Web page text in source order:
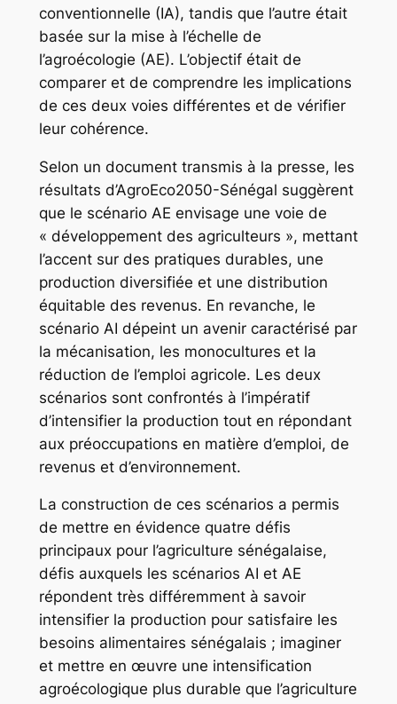
conventionnelle (IA), tandis que l’autre était
basée sur la mise à l’échelle de
l’agroécologie (AE). L’objectif était de
comparer et de comprendre les implications
de ces deux voies différentes et de vérifier
leur cohérence.
Selon un document transmis à la presse, les
résultats d’AgroEco2050-Sénégal suggèrent
que le scénario AE envisage une voie de
« développement des agriculteurs », mettant
l’accent sur des pratiques durables, une
production diversifiée et une distribution
équitable des revenus. En revanche, le
scénario AI dépeint un avenir caractérisé par
la mécanisation, les monocultures et la
réduction de l’emploi agricole. Les deux
scénarios sont confrontés à l’impératif
d’intensifier la production tout en répondant
aux préoccupations en matière d’emploi, de
revenus et d’environnement.
La construction de ces scénarios a permis
de mettre en évidence quatre défis
principaux pour l’agriculture sénégalaise,
défis auxquels les scénarios AI et AE
répondent très différemment à savoir
intensifier la production pour satisfaire les
besoins alimentaires sénégalais ; imaginer
et mettre en œuvre une intensification
agroécologique plus durable que l’agriculture